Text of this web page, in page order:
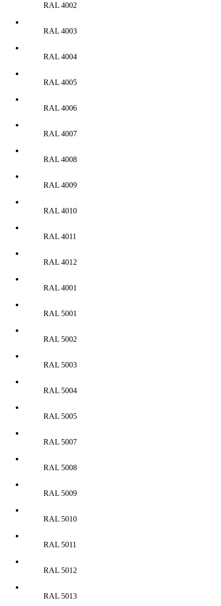
RAL 4002
RAL 4003
RAL 4004
RAL 4005
RAL 4006
RAL 4007
RAL 4008
RAL 4009
RAL 4010
RAL 4011
RAL 4012
RAL 4001
RAL 5001
RAL 5002
RAL 5003
RAL 5004
RAL 5005
RAL 5007
RAL 5008
RAL 5009
RAL 5010
RAL 5011
RAL 5012
RAL 5013